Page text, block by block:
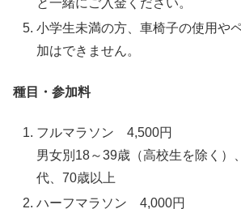
と一緒にご入金ください。
小学生未満の方、車椅子の使用や
加はできません。
種目・参加料
フルマラソン 4,500円
男女別18～39歳（高校生を除く）
代、70歳以上
ハーフマラソン 4,000円